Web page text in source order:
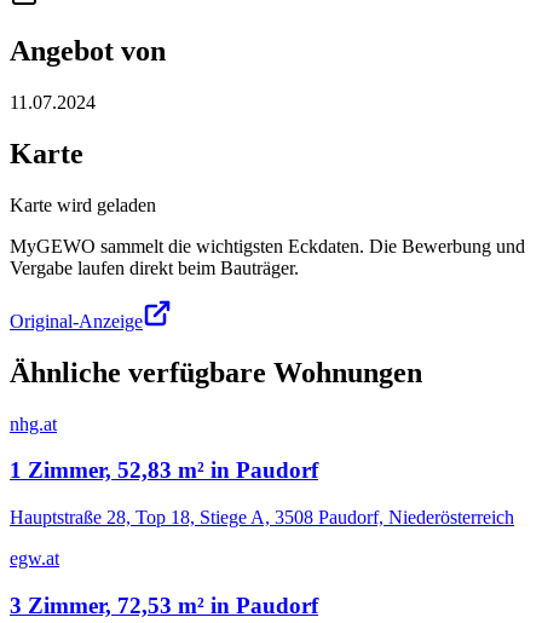
Angebot von
11.07.2024
Karte
Karte wird geladen
MyGEWO sammelt die wichtigsten Eckdaten. Die Bewerbung und
Vergabe laufen direkt beim Bauträger.
Original-Anzeige
Ähnliche verfügbare Wohnungen
nhg.at
1 Zimmer, 52,83 m² in Paudorf
Hauptstraße 28, Top 18, Stiege A, 3508 Paudorf, Niederösterreich
egw.at
3 Zimmer, 72,53 m² in Paudorf